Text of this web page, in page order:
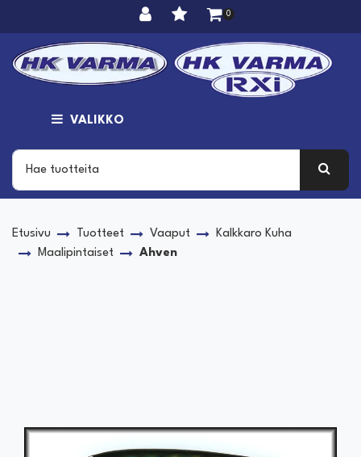
0
VALIKKO
Etusivu Tuotteet Vaaput
Kalkkaro Kuha
Maalipintaiset
Ahven